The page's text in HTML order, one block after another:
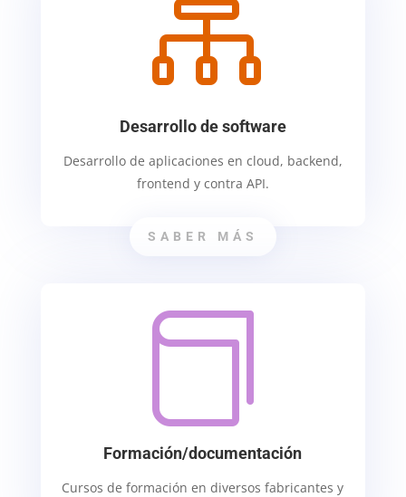

Desarrollo de software
Desarrollo de aplicaciones en cloud, backend,
frontend y contra API.
SABER MÁS

Formación/documentación
Cursos de formación en diversos fabricantes y